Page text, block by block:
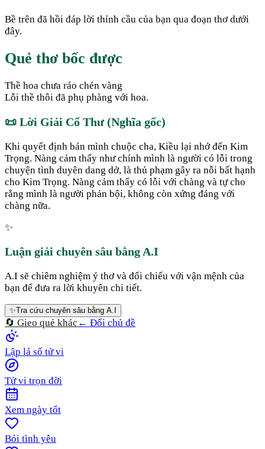
Bề trên đã hồi đáp lời thỉnh cầu của bạn qua đoạn thơ dưới
đây.
Quẻ thơ bốc được
Thề hoa chưa ráo chén vàng
Lỗi thề thôi đã phụ phàng với hoa.
📜 Lời Giải Cổ Thư (Nghĩa gốc)
Khi quyết định bán mình chuộc cha, Kiều lại nhớ đến Kim
Trọng. Nàng cảm thấy như chính mình là người có lỗi trong
chuyện tình duyên dang dở, là thủ phạm gây ra nỗi bất hạnh
cho Kim Trọng. Nàng cảm thấy có lỗi với chàng và tự cho
rằng mình là người phản bội, không còn xứng đáng với
chàng nữa.
✨
Luận giải chuyên sâu bằng A.I
A.I sẽ chiêm nghiệm ý thơ và đối chiếu với vận mệnh của
bạn để đưa ra lời khuyên chi tiết.
✨Tra cứu chuyên sâu bằng A.I
🔄 Gieo quẻ khác ← Đổi chủ đề
Lập lá số tử vi
Tử vi trọn đời
Xem ngày tốt
Bói tình yêu